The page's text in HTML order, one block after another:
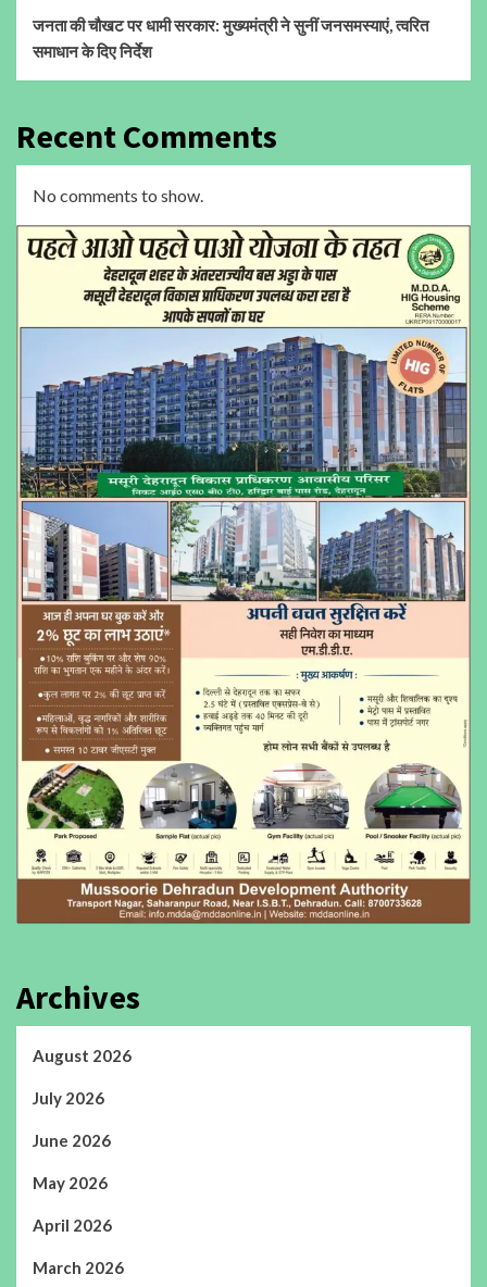
जनता की चौखट पर धामी सरकार: मुख्यमंत्री ने सुनीं जनसमस्याएं, त्वरित
समाधान के दिए निर्देश
Recent Comments
No comments to show.
Archives
August 2026
July 2026
June 2026
May 2026
April 2026
March 2026